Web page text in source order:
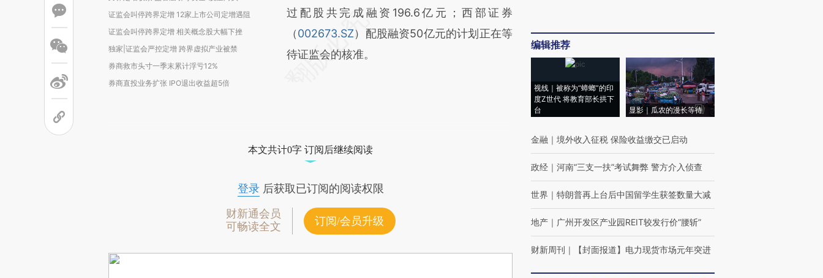
证监会叫停跨界定增 12家上市公司定增遇阻
证监会叫停跨界定增 相关概念股大幅下挫
独家|证监会严控定增 跨界虚拟产业被禁
券商救市头寸一季末累计浮亏12%
券商直投业务扩张 IPO退出收益超5倍
过配股共完成融资196.6亿元；西部证券
（002673.SZ）配股融资50亿元的计划正在等
待证监会的核准。
本文共计0字 订阅后继续阅读
登录后获取已订阅的阅读权限
财新通会员
可畅读全文
订阅/会员升级
编辑推荐
视线｜被称为“蟑螂”的印
度Z世代 将教育部长拱下
台
显影｜瓜农的漫长等待
金融 ｜ 境外收入征税 保险收益缴交已启动
政经 ｜ 河南“三支一扶”考试舞弊 警方介入侦查
世界 ｜ 特朗普再上台后中国留学生获签数量大减
地产 ｜ 广州开发区产业园REIT较发行价“腰斩”
财新周刊 ｜ 【封面报道】电力现货市场元年突进